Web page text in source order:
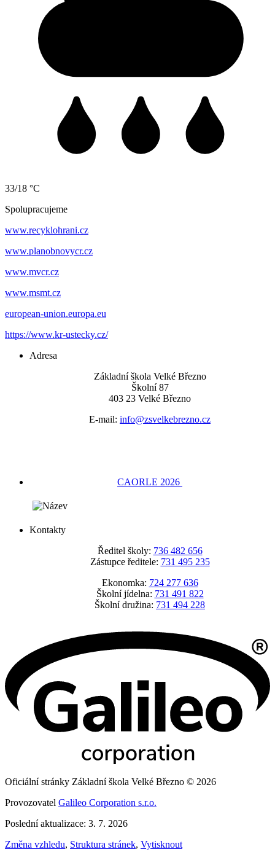
33/18 °C
Spolupracujeme
www.recyklohrani.cz
www.planobnovycr.cz
www.mvcr.cz
www.msmt.cz
european-union.europa.eu
https://www.kr-ustecky.cz/
Adresa
Základní škola Velké Březno
Školní 87
403 23 Velké Březno
E-mail: info@zsvelkebrezno.cz
CAORLE 2026
Kontakty
Ředitel školy: 736 482 656
Zástupce ředitele: 731 495 235
Ekonomka: 724 277 636
Školní jídelna: 731 491 822
Školní družina: 731 494 228
Oficiální stránky Základní škola Velké Březno © 2026
Provozovatel Galileo Corporation s.r.o.
Poslední aktualizace: 3. 7. 2026
Změna vzhledu, Struktura stránek, Vytisknout